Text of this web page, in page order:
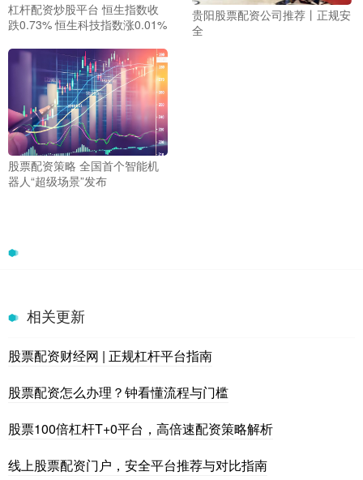
杠杆配资炒股平台 恒生指数收
跌0.73% 恒生科技指数涨0.01%
贵阳股票配资公司推荐丨正规安
全
股票配资策略 全国首个智能机
器人“超级场景”发布
相关更新
股票配资财经网 | 正规杠杆平台指南
股票配资怎么办理？钟看懂流程与门槛
股票100倍杠杆T+0平台，高倍速配资策略解析
线上股票配资门户，安全平台推荐与对比指南